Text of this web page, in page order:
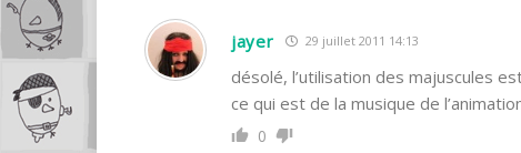
jayer 29 juillet 2011 14:13
désolé, l’utilisation des majuscules
ce qui est de la musique de
0